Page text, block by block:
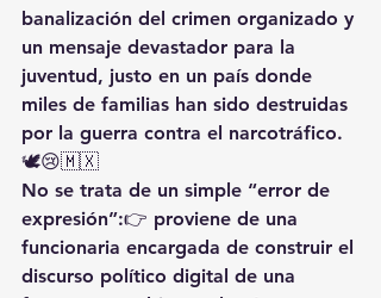
banalización del crimen organizado y
un mensaje devastador para la
juventud, justo en un país donde
miles de familias han sido destruidas
por la guerra contra el narcotráfico.
🕊️😢🇲🇽
No se trata de un simple “error de
expresión”:👉 proviene de una
funcionaria encargada de construir el
discurso político digital de una